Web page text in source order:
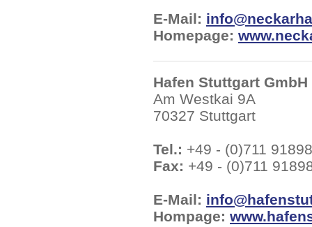
E-Mail:
Homepage:
Hafen Stuttgart GmbH
Am Westkai 9A
70327 Stuttgart
Tel.: +49 - (0)711
Fax: +49 - (0)711
E-Mail:
Hompage: